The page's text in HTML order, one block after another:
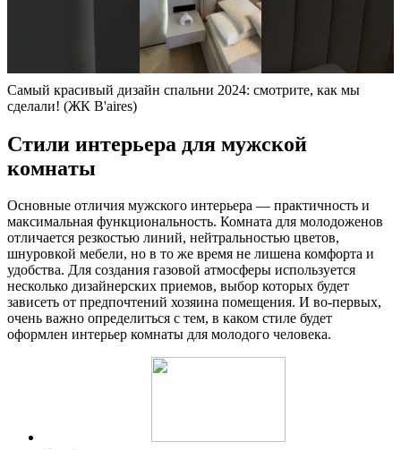
Самый красивый дизайн спальни 2024: смотрите, как мы
сделали! (ЖК B'aires)
Cтили интepьepa для мyжcкoй
кoмнaты
Основные отличия мужского интерьера — практичность и
максимальная функциональность. Комната для молодоженов
отличается резкостью линий, нейтральностью цветов,
шнуровкой мебели, но в то же время не лишена комфорта и
удобства. Для создания газовой атмосферы используется
несколько дизайнерских приемов, выбор которых будет
зависеть от предпочтений хозяина помещения. И во-первых,
очень важно определиться с тем, в каком стиле будет
оформлен интерьер комнаты для молодого человека.